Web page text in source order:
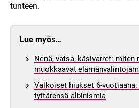
tunteen.
Lue myös…
Nenä, vatsa, käsivarret: miten
muokkaavat
Valkoiset hiukset 6-
tyttärensä albinismia